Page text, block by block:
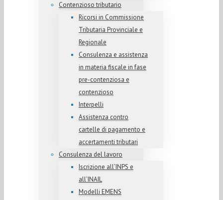
Contenzioso tributario
Ricorsi in Commissione
Tributaria Provinciale e
Regionale
Consulenza e assistenza
in materia fiscale in fase
pre-contenziosa e
contenzioso
Interpelli
Assistenza contro
cartelle di pagamento e
accertamenti tributari
Consulenza del lavoro
Iscrizione all’INPS e
all’INAIL
Modelli EMENS